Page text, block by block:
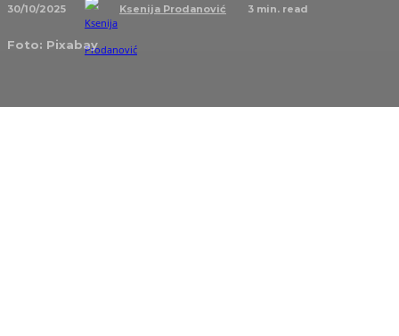
30/10/2025 Ksenija Prodanović 3 min. read
Foto: Pixabay